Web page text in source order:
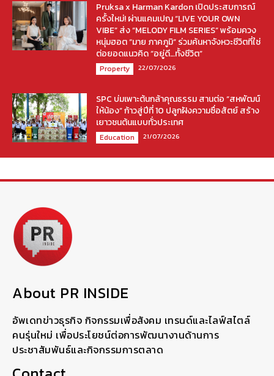
Pruksa x Harman Kardon เปิดประสบการณ์
ครั้งใหม่! ผ่านแคมเปญ “LIVE YOUR OWN
VIBE” ส่ง “MELODY FILM SERIES” พร้อมควง
หนุ่มฮอต “มาย ภาคภูมิ” ร่วมค้นหาจังหวะชีวิตที่ใช่
ต่อยอดแนวคิด “อยู่ดี…ทั้งชีวิต”
Property 22/07/2026
SPC บ่มเพาะต้นกล้าคุณธรรม สานต่อ “สหพัฒน์
ให้น้อง” ก้าวสู่ปีที่ 10 ปลูกฝังความซื่อสัตย์ สร้าง
เยาวชนต้นแบบทั่วประเทศ
Education 21/07/2026
About PR INSIDE
อัพเดทข่าวธุรกิจ กิจกรรมเพื่อสังคม เทรนด์และไลฟ์สไตล์
คนรุ่นใหม่ เพื่อประโยชน์ต่อการพัฒนางานด้านการ
ประชาสัมพันธ์และกิจกรรมการตลาด